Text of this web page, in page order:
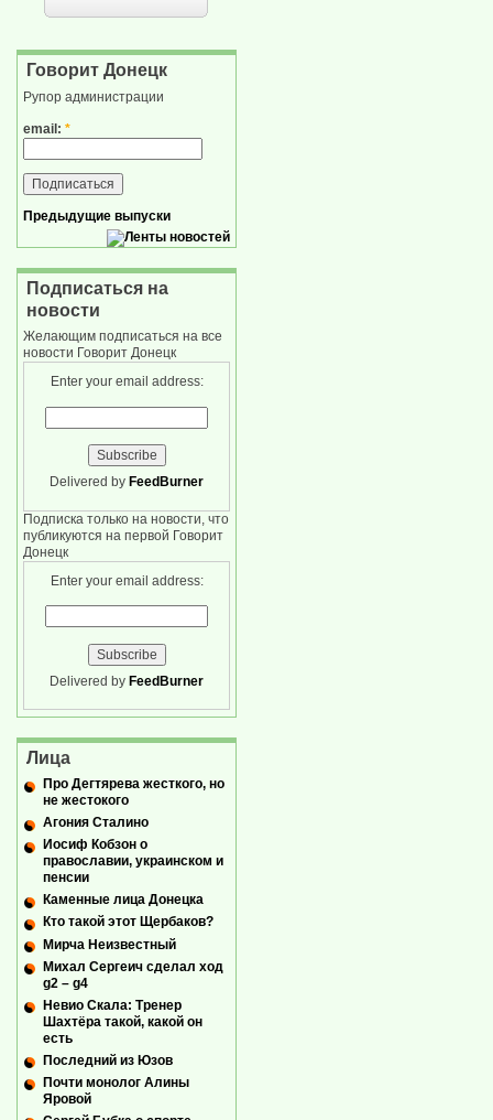
Говорит Донецк
Рупор администрации
email: *
Предыдущие выпуски
Подписаться на
новости
Желающим подписаться на все
новости Говорит Донецк
Enter your email address:
Delivered by FeedBurner
Подписка только на новости, что
публикуются на первой Говорит
Донецк
Enter your email address:
Delivered by FeedBurner
Лица
Про Дегтярева жесткого, но
не жестокого
Агония Сталино
Иосиф Кобзон о
православии, украинском и
пенсии
Каменные лица Донецка
Кто такой этот Щербаков?
Мирча Неизвестный
Михал Сергеич сделал ход
g2 – g4
Невио Скала: Тренер
Шахтёра такой, какой он
есть
Последний из Юзов
Почти монолог Алины
Яровой